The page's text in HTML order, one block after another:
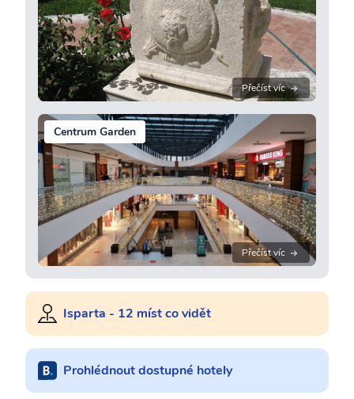
Přečíst víc
Centrum Garden
Přečíst víc
Isparta - 12 míst co vidět
Prohlédnout dostupné hotely